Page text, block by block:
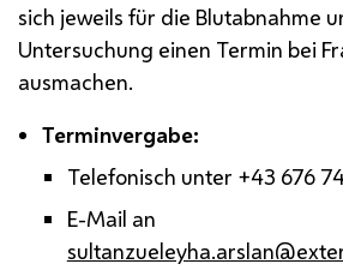
sich jeweils für die Blutabnahme
Untersuchung einen Termin bei
ausmachen.
Terminvergabe:
Telefonisch unter +43 676
E-Mail an